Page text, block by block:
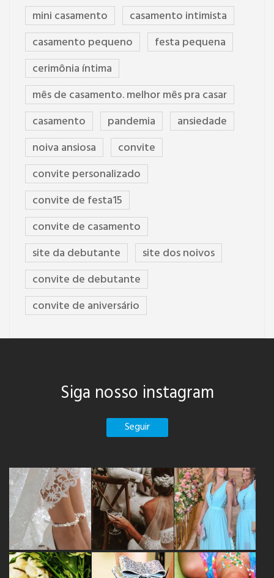
mini casamento
casamento intimista
casamento pequeno
festa pequena
cerimônia íntima
mês de casamento. melhor mês pra casar
casamento
pandemia
ansiedade
noiva ansiosa
convite
convite personalizado
convite de festa15
convite de casamento
site da debutante
site dos noivos
convite de debutante
convite de aniversário
Siga nosso instagram
Seguir